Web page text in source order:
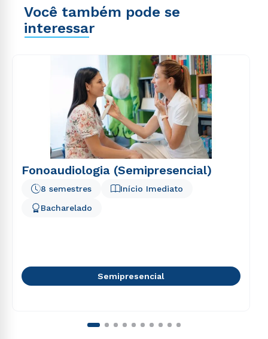
Você também pode se
interessar
Fonoaudiologia (Semipresencial)
Início Imediato
8 semestres
Bacharelado
Semipresencial